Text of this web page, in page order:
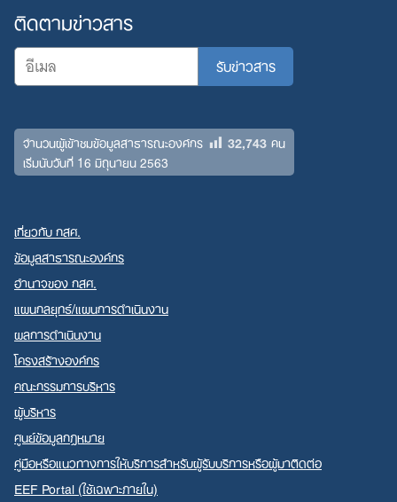
ติดตามข่าวสาร
จำนวนผู้เข้าชมข้อมูลสาธารณะองค์กร 32,743คน
เริ่มนับวันที่ 16 มิถุนายน 2563
เกี่ยวกับ กสศ.
ข้อมูลสาธารณะองค์กร
อำนาจของ กสศ.
แผนกลยุทธ์/แผนการดำเนินงาน
ผลการดำเนินงาน
โครงสร้างองค์กร
คณะกรรมการบริหาร
ผู้บริหาร
ศูนย์ข้อมูลกฎหมาย
คู่มือหรือแนวทางการให้บริการสำหรับผู้รับบริการหรือผู้มาติดต่อ
EEF Portal (ใช้เฉพาะภายใน)